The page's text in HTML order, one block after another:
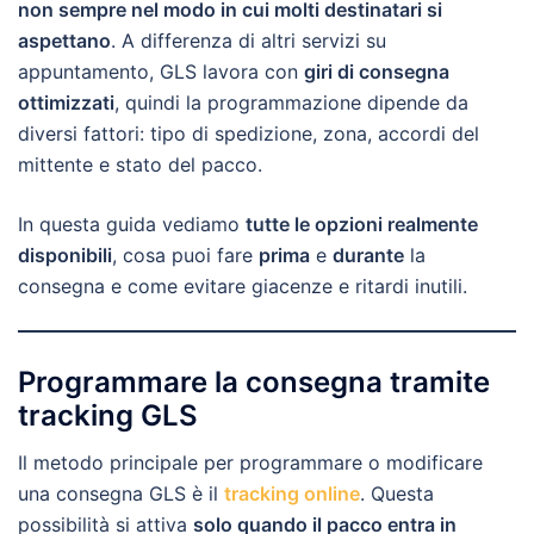
non sempre nel modo in cui molti destinatari si
aspettano. A differenza di altri servizi su
appuntamento, GLS lavora con giri di consegna
ottimizzati, quindi la programmazione dipende da
diversi fattori: tipo di spedizione, zona, accordi del
mittente e stato del pacco.
In questa guida vediamo tutte le opzioni realmente
disponibili, cosa puoi fare prima e durante la
consegna e come evitare giacenze e ritardi inutili.
Programmare la consegna tramite
tracking GLS
Il metodo principale per programmare o modificare
una consegna GLS è il tracking online. Questa
possibilità si attiva solo quando il pacco entra in